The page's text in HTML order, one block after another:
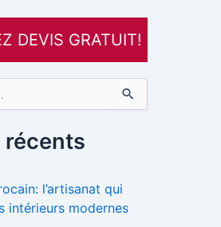
DEVIS GRATUIT!
l’artisanat qui
intérieurs modernes